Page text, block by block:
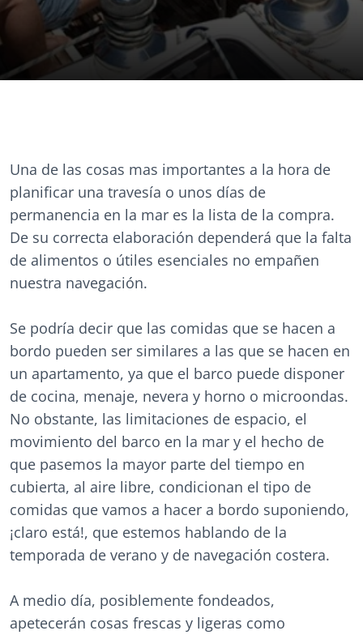
Una de las cosas mas importantes a la hora de
planificar una travesía o unos días de
permanencia en la mar es la lista de la compra.
De su correcta elaboración dependerá que la falta
de alimentos o útiles esenciales no empañen
nuestra navegación.
Se podría decir que las comidas que se hacen a
bordo pueden ser similares a las que se hacen en
un apartamento, ya que el barco puede disponer
de cocina, menaje, nevera y horno o microondas.
No obstante, las limitaciones de espacio, el
movimiento del barco en la mar y el hecho de
que pasemos la mayor parte del tiempo en
cubierta, al aire libre, condicionan el tipo de
comidas que vamos a hacer a bordo suponiendo,
¡claro está!, que estemos hablando de la
temporada de verano y de navegación costera.
A medio día, posiblemente fondeados,
apetecerán cosas frescas y ligeras como